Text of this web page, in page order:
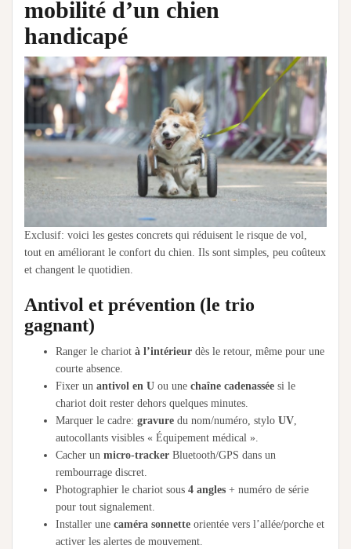
mobilité d’un chien
handicapé
Exclusif: voici les gestes concrets qui réduisent le risque de vol,
tout en améliorant le confort du chien. Ils sont simples, peu coûteux
et changent le quotidien.
Antivol et prévention (le trio
gagnant)
Ranger le chariot à l’intérieur dès le retour, même pour une
courte absence.
Fixer un antivol en U ou une chaîne cadenassée si le
chariot doit rester dehors quelques minutes.
Marquer le cadre: gravure du nom/numéro, stylo UV,
autocollants visibles « Équipement médical ».
Cacher un micro-tracker Bluetooth/GPS dans un
rembourrage discret.
Photographier le chariot sous 4 angles + numéro de série
pour tout signalement.
Installer une caméra sonnette orientée vers l’allée/porche et
activer les alertes de mouvement.